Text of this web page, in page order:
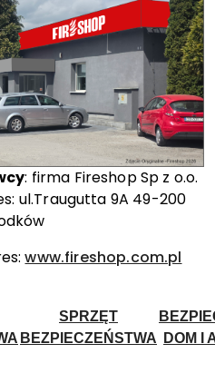
: firma Fireshop Sp z o.o.
ul.Traugutta 9A 49-200
www.fireshop.com.pl
SPRZĘT
BEZPIECZEŃSTWA
DOM I